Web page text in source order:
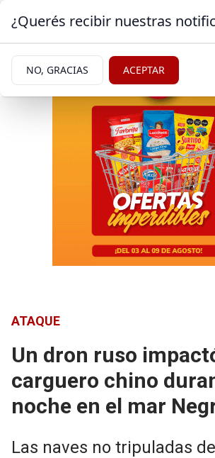
ATAQUE
Un dron ruso
carguero chino
noche en el mar
Las naves no tripuladas
¿Querés recibir nuestras
NO, GRACIAS ACEPTAR